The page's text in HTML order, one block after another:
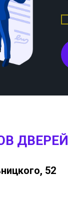
ДВЕРЕЙ
52